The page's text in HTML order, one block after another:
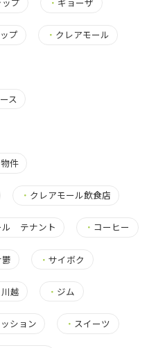
プ ・ クレアモール
ス
件
・ クレアモール飲食店
ル テナント ・ コーヒー
・サイボク
越 ・ ジム
ション ・ スイーツ